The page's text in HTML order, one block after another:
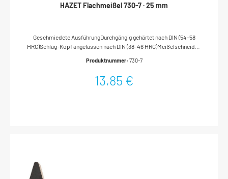
HAZET Flachmeißel 730-7 · 25 mm
Geschmiedete AusführungDurchgängig gehärtet nach DIN (54-58
HRC)Schlag-Kopf angelassen nach DIN (38-46 HRC)Meißelschneiden
SchaftOberfläche: tauchlackiertDIN 6453Made In
Produktnummer: 730-7
13,85 €